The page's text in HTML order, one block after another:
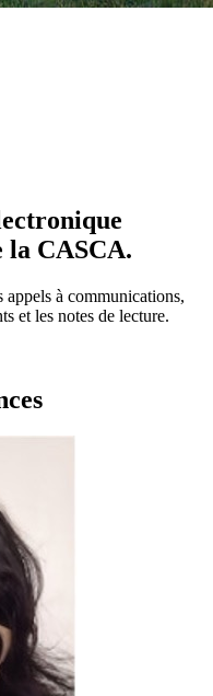
la CASCA.
appels à communications,
et les notes de lecture.